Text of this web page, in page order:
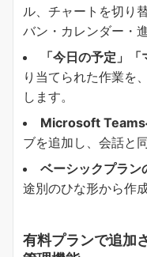
ル、チャートを切り
バン・カレンダー・
「今日の予定」
り当てられた作業を
します。
Microsoft Teams
ブを追加し、会話と
ベーシックプラン
途別のひな形から作
有料プランで追加